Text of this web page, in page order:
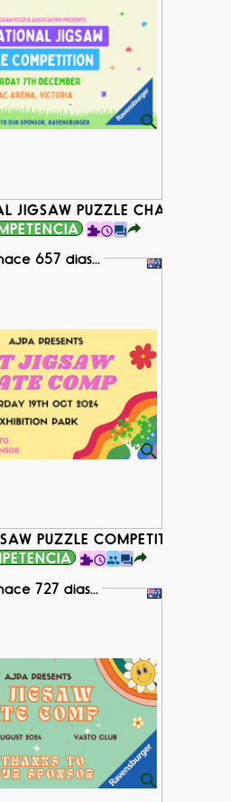
JIGSAW PUZZLE
657 dias...
PUZZLE COMPETITION
727 dias...